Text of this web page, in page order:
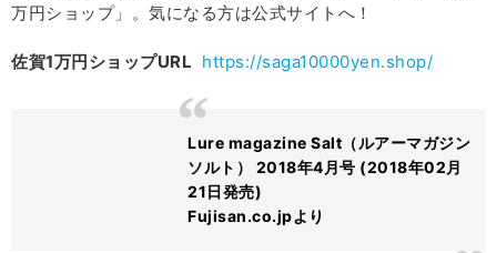
万円ショップ」。気になる方は公式サイトへ！
佐賀1万円ショップURL https://saga10000yen.shop/
Lure magazine Salt（ルアーマガジン
ソルト） 2018年4月号 (2018年02月
21日発売)
Fujisan.co.jpより